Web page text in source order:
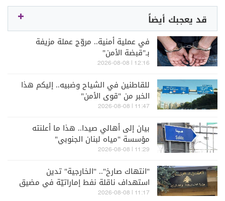
قد يعجبك أيضاً
في عملية أمنية.. مروّج عملة مزيفة
بـ"قبضة الأمن"
12:16 | 2026-08-08
للقاطنين في الشياح وضبيه.. إليكم هذا
الخبر من "قوى الأمن"
11:47 | 2026-08-08
بيان إلى أهالي صيدا.. هذا ما أعلنته
مؤسسة "مياه لبنان الجنوبي"
11:29 | 2026-08-08
"انتهاك صارخ".. "الخارجية" تدين
استهداف ناقلة نفط إماراتيّة في مضيق
هرمز
11:17 | 2026-08-08